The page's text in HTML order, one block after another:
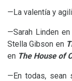
—La valentía y
—Sarah Linden en
Stella Gibson en
en The House of
—En todas, sean